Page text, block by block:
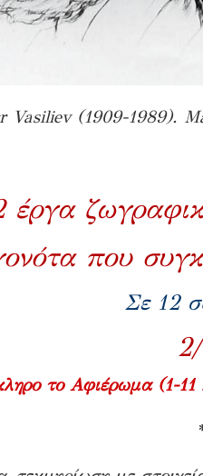
Vasiliev (1909-1989).
έργα
που
Σε 12
το Αφιέρωμα (1-